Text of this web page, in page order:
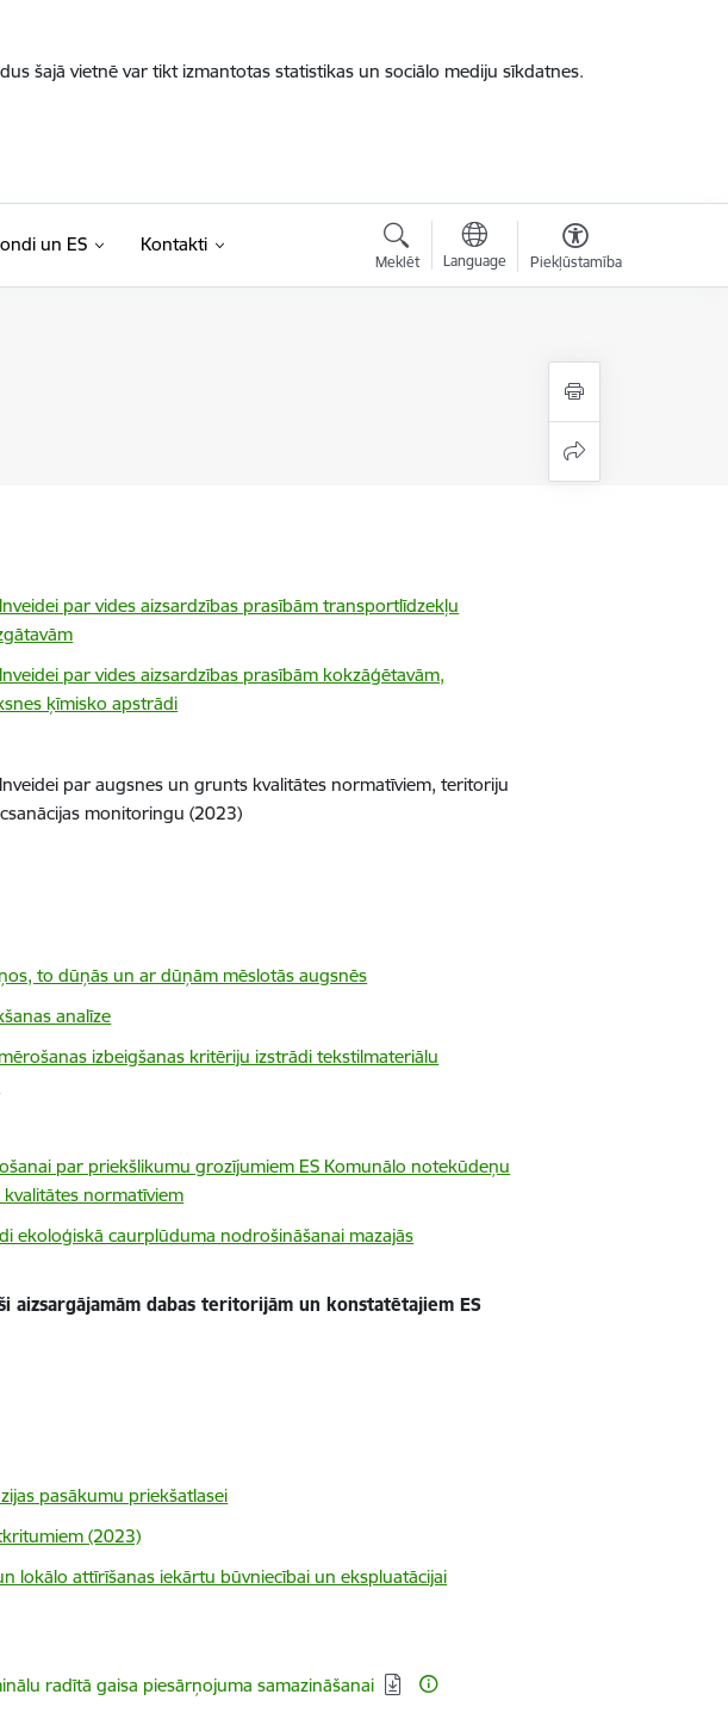
šajā vietnē var tikt izmantotas statistikas un sociālo mediju sīkdatnes.
un ES Kontakti
Meklēt Language Piekļūstamība
par vides aizsardzības prasībām transportlīdzekļu
par vides aizsardzības prasībām kokzāģētavām,
ķīmisko apstrādi
par augsnes un grunts kvalitātes normatīviem, teritoriju
monitoringu (2023)
to dūņās un ar dūņām mēslotās augsnēs
analīze
izbeigšanas kritēriju izstrādi tekstilmateriālu
par priekšlikumu grozījumiem ES Komunālo notekūdeņu
normatīviem
ekoloģiskā caurplūduma nodrošināšanai mazajās
aizsargājamām dabas teritorijām un konstatētajiem ES
pasākumu priekšatlasei
(2023)
lokālo attīrīšanas iekārtu būvniecībai un ekspluatācijai
radītā gaisa piesārņojuma samazināšanai